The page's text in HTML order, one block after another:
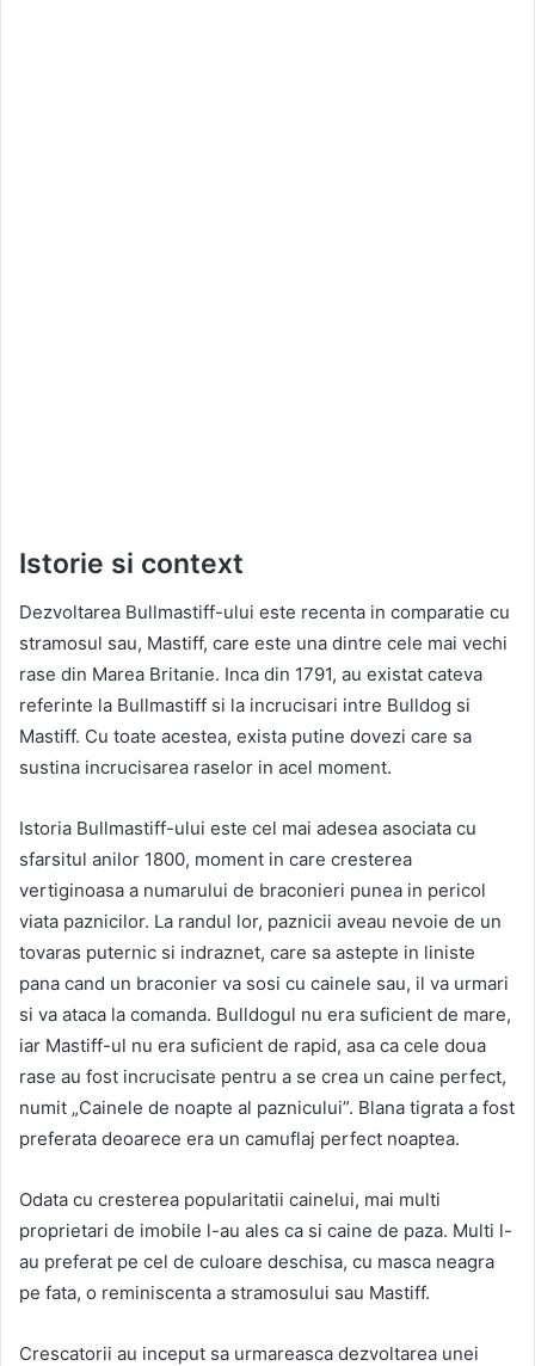
Istorie si context
Dezvoltarea Bullmastiff-ului este recenta in comparatie cu
stramosul sau, Mastiff, care este una dintre cele mai vechi
rase din Marea Britanie. Inca din 1791, au existat cateva
referinte la Bullmastiff si la incrucisari intre Bulldog si
Mastiff. Cu toate acestea, exista putine dovezi care sa
sustina incrucisarea raselor in acel moment.
Istoria Bullmastiff-ului este cel mai adesea asociata cu
sfarsitul anilor 1800, moment in care cresterea
vertiginoasa a numarului de braconieri punea in pericol
viata paznicilor. La randul lor, paznicii aveau nevoie de un
tovaras puternic si indraznet, care sa astepte in liniste
pana cand un braconier va sosi cu cainele sau, il va urmari
si va ataca la comanda. Bulldogul nu era suficient de mare,
iar Mastiff-ul nu era suficient de rapid, asa ca cele doua
rase au fost incrucisate pentru a se crea un caine perfect,
numit „Cainele de noapte al paznicului”. Blana tigrata a fost
preferata deoarece era un camuflaj perfect noaptea.
Odata cu cresterea popularitatii cainelui, mai multi
proprietari de imobile l-au ales ca si caine de paza. Multi l-
au preferat pe cel de culoare deschisa, cu masca neagra
pe fata, o reminiscenta a stramosului sau Mastiff.
Crescatorii au inceput sa urmareasca dezvoltarea unei